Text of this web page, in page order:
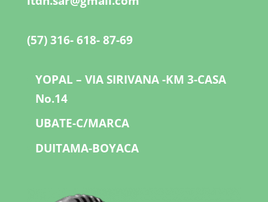
(57) 316- 618- 87-69
YOPAL – VIA SIRIVANA -KM 3-CASA
No.14
UBATE-C/MARCA
DUITAMA-BOYACA